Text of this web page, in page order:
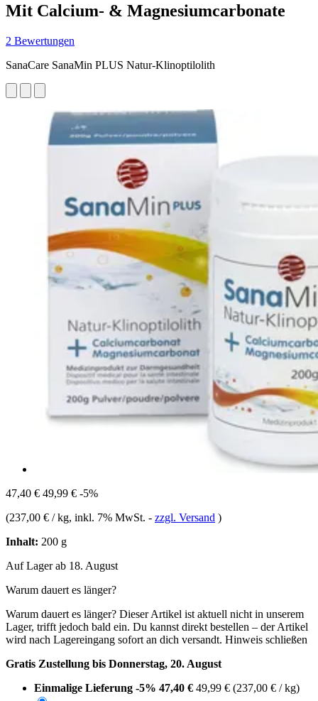
Mit Calcium- & Magnesiumcarbonate
2 Bewertungen
SanaCare SanaMin PLUS Natur-Klinoptilolith
47,40 € 49,99 € -5%
(237,00 € / kg, inkl. 7% MwSt. - zzgl. Versand )
Inhalt: 200 g
Auf Lager ab 18. August
Warum dauert es länger?
Warum dauert es länger? Dieser Artikel ist aktuell nicht in unserem
Lager, trifft jedoch bald ein. Du kannst direkt bestellen – der Artikel
wird nach Lagereingang sofort an dich versandt. Hinweis schließen
Gratis Zustellung bis Donnerstag, 20. August
Einmalige Lieferung -5% 47,40 € 49,99 € (237,00 € / kg)